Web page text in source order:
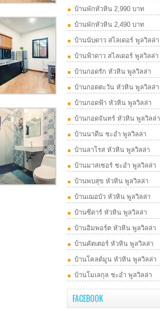
บ้านพักหัวหิน 2,990 บาท
บ้านพักหัวหิน 2,490 บาท
บ้านนับดาว สไลเดอร์ พูลวิลล่า
บ้านฟ้าดาว สไลเดอร์ พูลวิลล่า
บ้านกอดรัก หัวหิน พูลวิลล่า
บ้านกอดตะวัน หัวหิน พูลวิลล่า
บ้านกอดฟ้า หัวหิน พูลวิลล่า
บ้านกอดจันทร์ หัวหิน พูลวิลล่า
บ้านนาดีน ชะอำ พูลวิลล่า
บ้านลาโรส หัวหิน พูลวิลล่า
บ้านมาสเซอร์ ชะอำ พูลวิลล่า
บ้านพบสุข หัวหิน พูลวิลล่า
บ้านเฌอบัว หัวหิน พูลวิลล่า
บ้านซีดาร์ หัวหิน พูลวิลล่า
บ้านอิมพอร์ต หัวหิน พูลวิลล่า
บ้านคัตเตอร์ หัวหิน พูลวิลล่า
บ้านโคลด์มูน หัวหิน พูลวิลล่า
บ้านโมเลกุล ชะอำ พูลวิลล่า
FACEBOOK